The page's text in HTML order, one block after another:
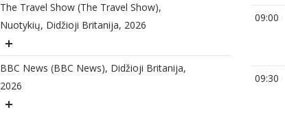
The Travel Show (The Travel Show),
Nuotykių, Didžioji Britanija, 2026
BBC News (BBC News), Didžioji Britanija,
2026
09:00
09:30